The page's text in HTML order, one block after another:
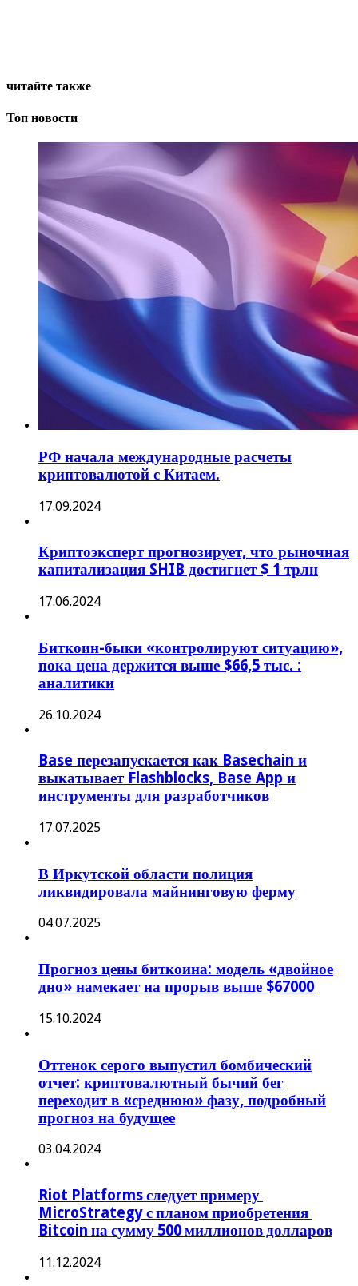
читайте также
Топ новости
РФ начала международные расчеты
криптовалютой с Китаем.
17.09.2024
Криптоэксперт прогнозирует, что рыночная
капитализация SHIB достигнет $ 1 трлн
17.06.2024
Биткоин-быки «контролируют ситуацию»,
пока цена держится выше $66,5 тыс. :
аналитики
26.10.2024
Base перезапускается как Basechain и
выкатывает Flashblocks, Base App и
инструменты для разработчиков
17.07.2025
В Иркутской области полиция
ликвидировала майнинговую ферму
04.07.2025
Прогноз цены биткоина: модель «двойное
дно» намекает на прорыв выше $67000
15.10.2024
Оттенок серого выпустил бомбический
отчет: криптовалютный бычий бег
переходит в «среднюю» фазу, подробный
прогноз на будущее
03.04.2024
Riot Platforms следует примеру
MicroStrategy с планом приобретения
Bitcoin на сумму 500 миллионов долларов
11.12.2024